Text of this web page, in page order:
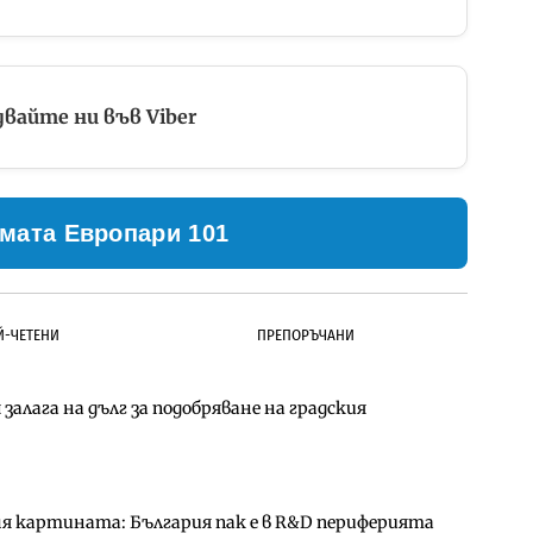
ни във Viber
Европари 101
ЧЕТЕНИ ПРЕПОРЪЧАНИ
на дълг за подобряване на градския
картината: България пак е в R&D периферията
за преместването на трамвайното
Петрохан ще върви паралелно с екологичните
Петрохан ще върви паралелно с екологичните
придобиване на Euroapi Italy